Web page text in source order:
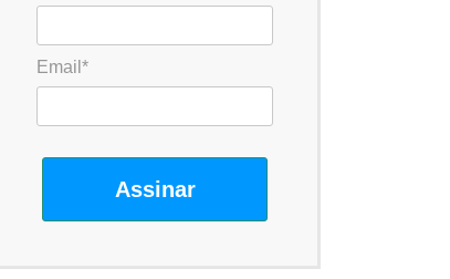
Email*
Assinar